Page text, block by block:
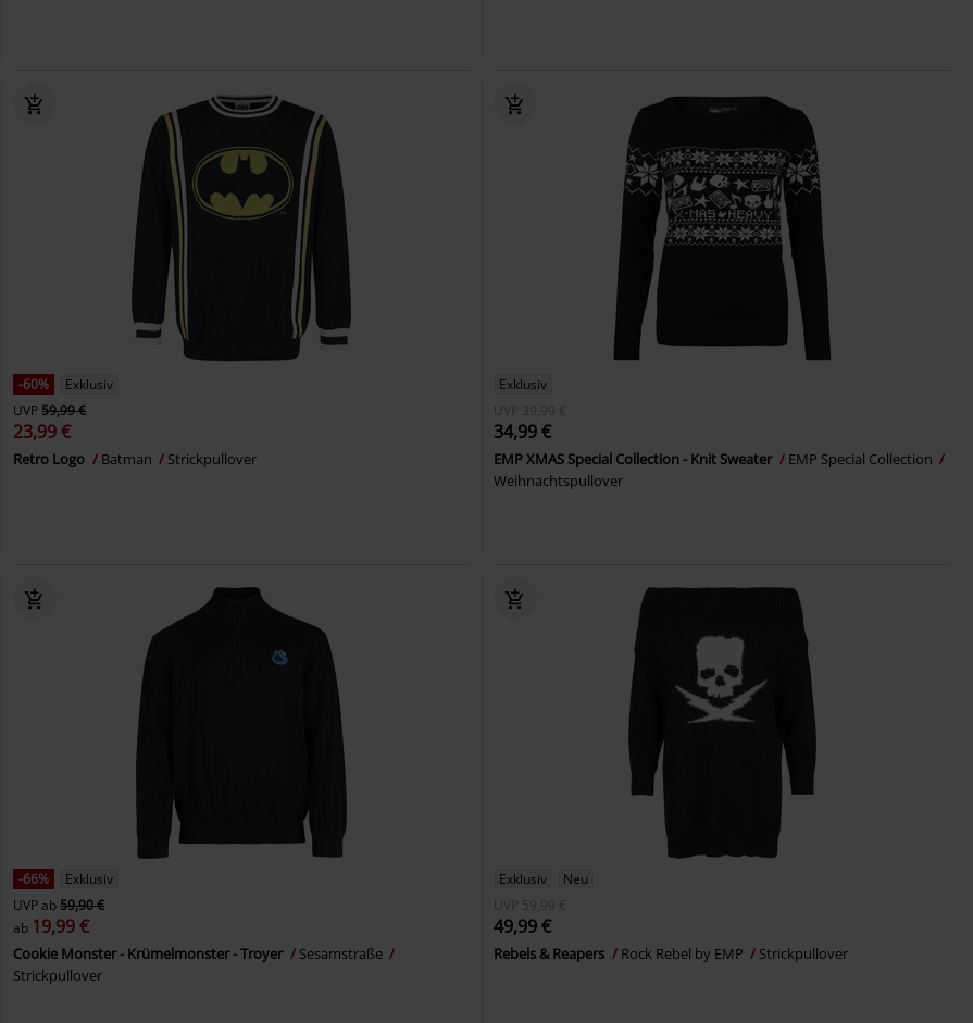
-60%
Exklusiv
UVP59,99 €
23,99 €
Retro Logo Batman Strickpullover
Exklusiv
UVP
39,99 €
34,99 €
EMP XMAS Special Collection - Knit Sweater
EMP Special Collection
Weihnachtspullover
-66%
Exklusiv
UVPab59,90 €
ab 19,99 €
Cookie Monster - Krümelmonster - Troyer
Sesamstraße
Strickpullover
Exklusiv
Neu
UVP
59,99 €
49,99 €
Rebels & Reapers Rock Rebel by EMP Strickpullover